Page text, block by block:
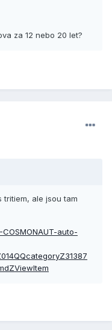
za 12 nebo 20 let?
tritiem, ale jsou tam
auto-